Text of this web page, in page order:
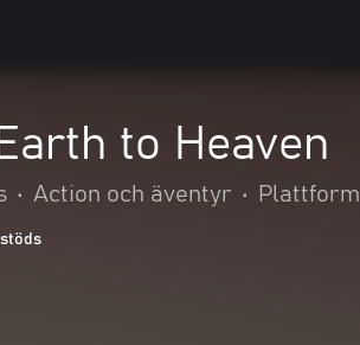
to Heaven
• Action och äventyr • Plattform